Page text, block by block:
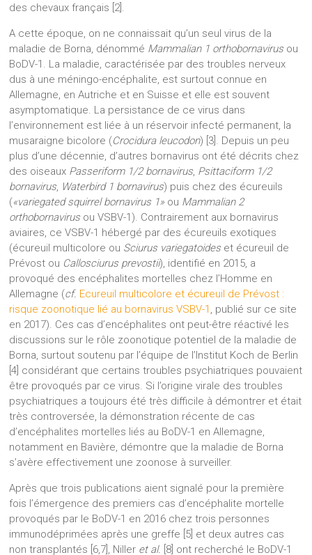
des chevaux français [2].
A cette époque, on ne connaissait qu’un seul virus de la
maladie de Borna, dénommé Mammalian 1 orthobornavirusou
BoDV-1. La maladie, caractérisée par des troubles nerveux
dus à une méningo-encéphalite, est surtout connue en
Allemagne, en Autriche et en Suisse et elle est souvent
asymptomatique. La persistance de ce virus dans
l’environnement est liée à un réservoir infecté permanent, la
musaraigne bicolore (Crocidura leucodon) [3]. Depuis un peu
plus d’une décennie, d’autres bornavirus ont été décrits chez
des oiseaux Passeriform 1/2 bornavirus, Psittaciform 1/2
bornavirus, Waterbird 1 bornavirus) puis chez des écureuils
(«variegated squirrel bornavirus 1» ou Mammalian 2
orthobornavirusou VSBV-1). Contrairement aux bornavirus
aviaires, ce VSBV-1 hébergé par des écureuils exotiques
(écureuil multicolore ou Sciurus variegatoideset écureuil de
Prévost ou Callosciurus prevostii), identifié en 2015, a
provoqué des encéphalites mortelles chez l’Homme en
Allemagne (cf. Ecureuil multicolore et écureuil de Prévost :
risque zoonotique lié au bornavirus VSBV-1 , publié sur ce site
en 2017). Ces cas d’encéphalites ont peut-être réactivé les
discussions sur le rôle zoonotique potentiel de la maladie de
Borna, surtout soutenu par l’équipe de l’Institut Koch de Berlin
[4] considérant que certains troubles psychiatriques pouvaient
être provoqués par ce virus. Si l’origine virale des troubles
psychiatriques a toujours été très difficile à démontrer et était
très controversée, la démonstration récente de cas
d’encéphalites mortelles liés au BoDV-1 en Allemagne,
notamment en Bavière, démontre que la maladie de Borna
s’avère effectivement une zoonose à surveiller.
Après que trois publications aient signalé pour la première
fois l’émergence des premiers cas d’encéphalite mortelle
provoqués par le BoDV-1 en 2016 chez trois personnes
immunodéprimées après une greffe [5] et deux autres cas
non transplantés [6,7], Niller et al. [8] ont recherché le BoDV-1